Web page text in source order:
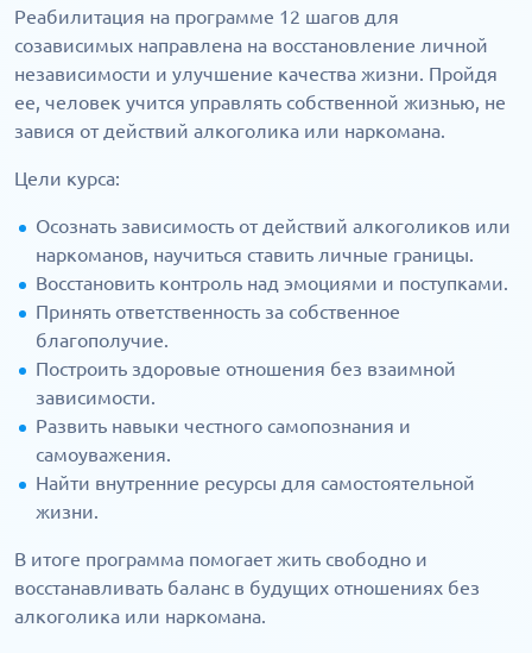
Реабилитация на программе 12 шагов для
созависимых направлена на восстановление личной
независимости и улучшение качества жизни. Пройдя
ее, человек учится управлять собственной жизнью, не
завися от действий алкоголика или наркомана.
Цели курса:
Осознать зависимость от действий алкоголиков или
наркоманов, научиться ставить личные границы.
Восстановить контроль над эмоциями и поступками.
Принять ответственность за собственное
благополучие.
Построить здоровые отношения без взаимной
зависимости.
Развить навыки честного самопознания и
самоуважения.
Найти внутренние ресурсы для самостоятельной
жизни.
В итоге программа помогает жить свободно и
восстанавливать баланс в будущих отношениях без
алкоголика или наркомана.